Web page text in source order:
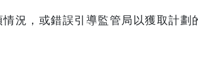
況，或錯誤引導監管局以獲取計劃